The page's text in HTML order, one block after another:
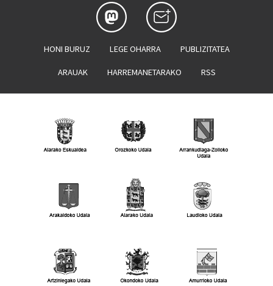
HONI BURUZ LEGE OHARRA PUBLIZITATEA
ARAUAK HARREMANETARAKO RSS